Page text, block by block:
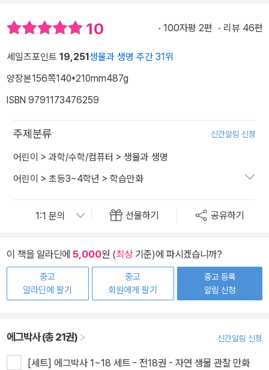
10 100자평 2편 리뷰 46편
세일즈포인트 19,251 생물과 생명 주간 31위
양장본156쪽140*210mm487g
ISBN 9791173476259
주제분류 신간알림 신청
어린이 > 과학/수학/컴퓨터 > 생물과 생명
어린이 > 초등3~4학년 > 학습만화
선물하기 공유하기
이 책을 알라딘에 5,000원 (최상기준)에 파시겠습니까?
중고
알라딘에 팔기
중고
회원에게 팔기
중고 등록
알림 신청
에그박사 (총 21권) 신간알림 신청
[세트] 에그박사 1~18 세트 - 전18권 - 자연 생물 관찰 만화